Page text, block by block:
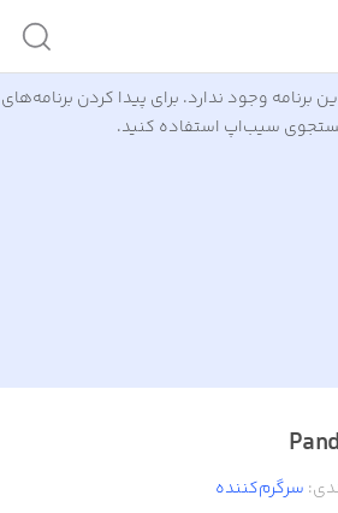
برنامه وجود ندارد. برای پیدا کردن برنامه‌های
سیب‌اپ استفاده کنید.
: سرگرم‌کننده